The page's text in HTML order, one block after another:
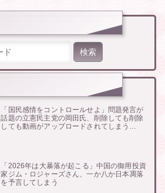
「国民感情をコントロールせよ」問題発言が
話題の立憲民主党の岡田氏、削除しても削除
しても動画がアップロードされてしまう…
「2026年は大暴落が起こる」中国の御用投資
家ジム・ロジャーズさん、一か八か日本凋落
を予言してしまう